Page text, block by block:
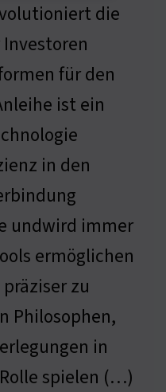
die
für den
ist ein
in den
undwird immer
ermöglichen
zu
Philosophen,
in
spielen (…)